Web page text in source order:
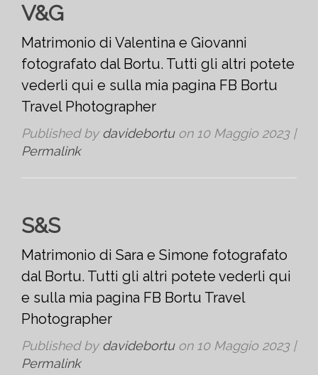
V&G
Matrimonio di Valentina e Giovanni
fotografato dal Bortu. Tutti gli altri potete
vederli qui e sulla mia pagina FB Bortu
Travel Photographer
Published by davidebortuon 10 Maggio 2023|
Permalink
S&S
Matrimonio di Sara e Simone fotografato
dal Bortu. Tutti gli altri potete vederli qui
e sulla mia pagina FB Bortu Travel
Photographer
Published by davidebortuon 10 Maggio 2023|
Permalink